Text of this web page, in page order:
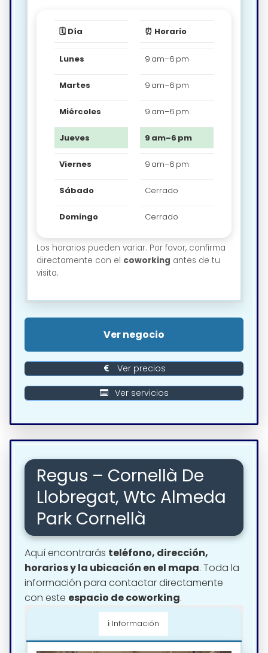
🗓️ Día ⏰ Horario
Lunes 9 am–6 pm
Martes 9 am–6 pm
Miércoles 9 am–6 pm
Jueves 9 am–6 pm
Viernes 9 am–6 pm
Sábado Cerrado
Domingo Cerrado
Los horarios pueden variar. Por favor, confirma
directamente con el coworking antes de tu
visita.
Ver negocio
Ver precios
Ver servicios
Regus – Cornellà De
Llobregat, Wtc Almeda
Park Cornellà
Aquí encontrarás teléfono, dirección,
horarios y la ubicación en el mapa. Toda la
información para contactar directamente
con este espacio de coworking.
ℹ️ Información